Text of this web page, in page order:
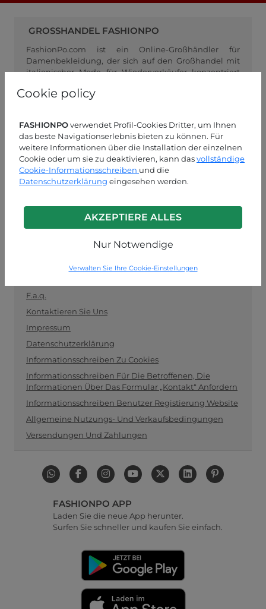
Cookie policy
FASHIONPOverwendet Profil-Cookies Dritter, um Ihnen
das beste Navigationserlebnis bieten zu können. Für
weitere Informationen über die Installation der einzelnen
Cookie oder um sie zu deaktivieren, kann dasvollständige
Cookie-Informationsschreiben und die
Datenschutzerklärung eingesehen werden.
AKZEPTIERE ALLES
Nur Notwendige
Verwalten Sie Ihre Cookie-Einstellungen
GROSSHANDEL FASHIONPO
FashionPo.com ist ein Online-Großhändler für
Damenbekleidung, der sich auf den Großhandel mit
italienischer Mode für Wiederverkäufer konzentriert
Herstellern fungiert. Bleiben Sie auf dem Laufenden
KUNDENDIENST
MON-FRE 09:00-13:00 / 14:00-18:00
info@fashionpo.de
INFO LINK
F.a.q.
Kontaktieren Sie Uns
Impressum
Datenschutzerklärung
Informationsschreiben Zu Cookies
Informationsschreiben Für Die Betroffenen, Die
Informationen Über Das Formular „Kontakt“ Anfordern
Informationsschreiben Benutzer Registierung Website
Allgemeine Nutzungs- Und Verkaufsbedingungen
Versendungen Und Zahlungen
FASHIONPO APP
Laden Sie die neue App herunter.
Surfen Sie schneller und kaufen Sie einfach.